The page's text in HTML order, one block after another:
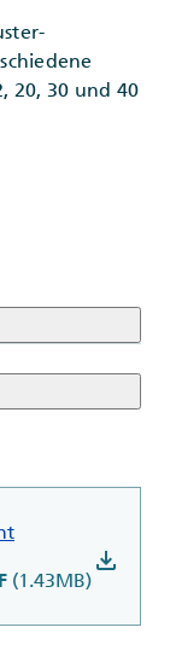
20, 30 und 40
(1.43MB)
download